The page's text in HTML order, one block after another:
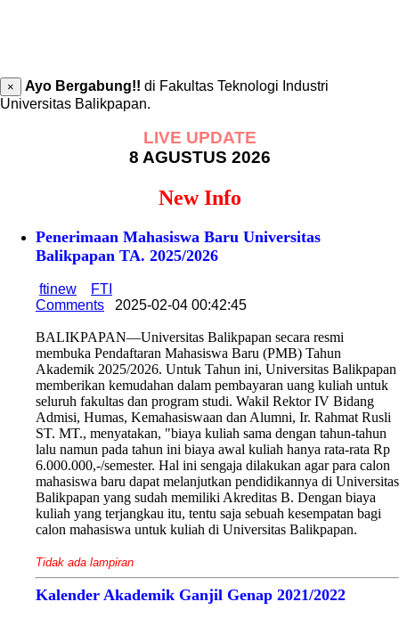
× Ayo Bergabung!! di Fakultas Teknologi Industri
Universitas Balikpapan.
LIVE UPDATE
8 AGUSTUS 2026
New Info
Penerimaan Mahasiswa Baru Universitas
Balikpapan TA. 2025/2026
ftinew
FTI
Comments
2025-02-04 00:42:45
BALIKPAPAN—Universitas Balikpapan secara resmi
membuka Pendaftaran Mahasiswa Baru (PMB) Tahun
Akademik 2025/2026. Untuk Tahun ini, Universitas Balikpapan
memberikan kemudahan dalam pembayaran uang kuliah untuk
seluruh fakultas dan program studi. Wakil Rektor IV Bidang
Admisi, Humas, Kemahasiswaan dan Alumni, Ir. Rahmat Rusli
ST. MT., menyatakan, "biaya kuliah sama dengan tahun-tahun
lalu namun pada tahun ini biaya awal kuliah hanya rata-rata Rp
6.000.000,-/semester. Hal ini sengaja dilakukan agar para calon
mahasiswa baru dapat melanjutkan pendidikannya di Universitas
Balikpapan yang sudah memiliki Akreditas B. Dengan biaya
kuliah yang terjangkau itu, tentu saja sebuah kesempatan bagi
calon mahasiswa untuk kuliah di Universitas Balikpapan.
Tidak ada lampiran
Kalender Akademik Ganjil Genap 2021/2022